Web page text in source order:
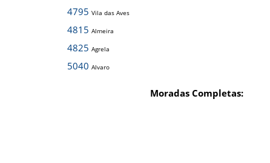
4795 Vila das Aves
4815 Almeira
4825 Agrela
5040 Alvaro
Moradas Completas: